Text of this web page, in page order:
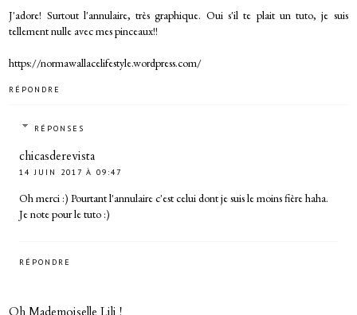
J'adore! Surtout l'annulaire, très graphique. Oui s'il te plait un tuto, je suis
tellement nulle avec mes pinceaux!!
https://normawallacelifestyle.wordpress.com/
RÉPONDRE
RÉPONSES
chicasderevista
14 JUIN 2017 À 09:47
Oh merci :) Pourtant l'annulaire c'est celui dont je suis le moins fière haha.
Je note pour le tuto :)
RÉPONDRE
Oh Mademoiselle Lili !